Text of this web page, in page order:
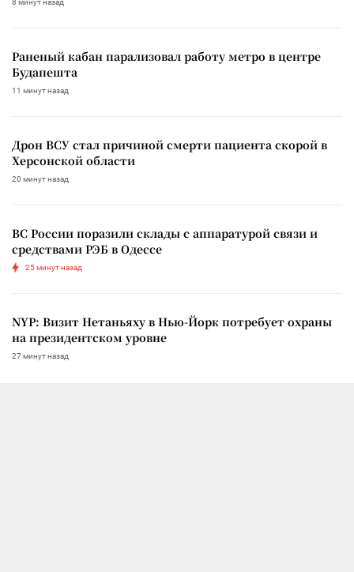
8 минут назад
Раненый кабан парализовал работу метро в центре
Будапешта
11 минут назад
Дрон ВСУ стал причиной смерти пациента скорой в
Херсонской области
20 минут назад
ВС России поразили склады с аппаратурой связи и
средствами РЭБ в Одессе
25 минут назад
NYP: Визит Нетаньяху в Нью-Йорк потребует охраны
на президентском уровне
27 минут назад